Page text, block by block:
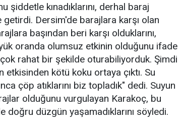
şiddetle kınadıklarını, derhal baraj
Dersim'de barajlara karşı olan
başından beri karşı olduklarını,
oranda olumsuz etkinin olduğunu ifade
rahat bir şekilde oturabiliyorduk. Şimdi
kötü koku ortaya çıktı. Su
çöp atıklarını biz topladık" dedi. Suyun
olduğunu vurgulayan Karakoç, bu
doğru düzgün yaşamadıklarını söyledi.